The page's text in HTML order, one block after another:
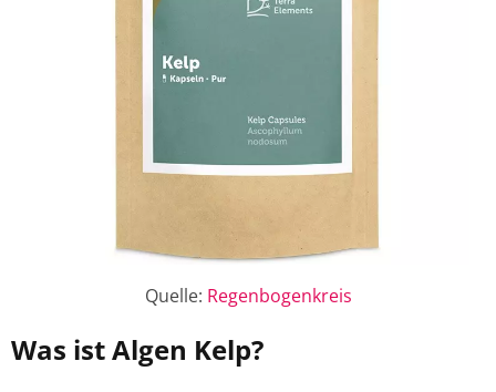
Quelle: Regenbogenkreis
Was ist Algen Kelp?